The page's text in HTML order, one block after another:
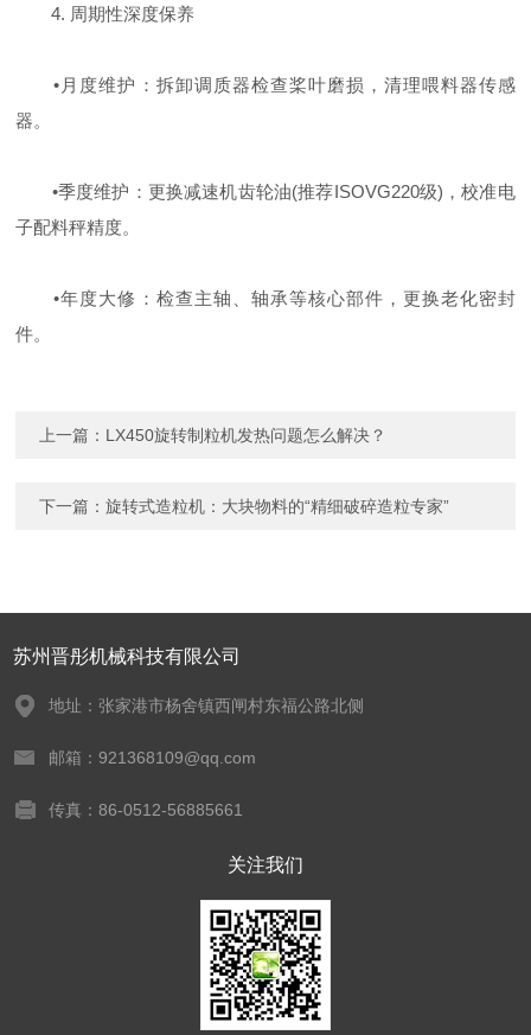
4. ‌周期性深度保养‌
‌•月度维护‌：拆卸调质器检查桨叶磨损，清理喂料器传感
器‌。
‌•季度维护‌：更换减速机齿轮油(推荐ISOVG220级)，校准电
子配料秤精度‌。
‌•年度大修‌：检查主轴、轴承等核心部件，更换老化密封
件‌。
上一篇： LX450旋转制粒机发热问题怎么解决？
下一篇：旋转式造粒机：大块物料的“精细破碎造粒专家”​
苏州晋彤机械科技有限公司
地址：张家港市杨舍镇西闸村东福公路北侧
邮箱：921368109@qq.com
传真：86-0512-56885661
关注我们